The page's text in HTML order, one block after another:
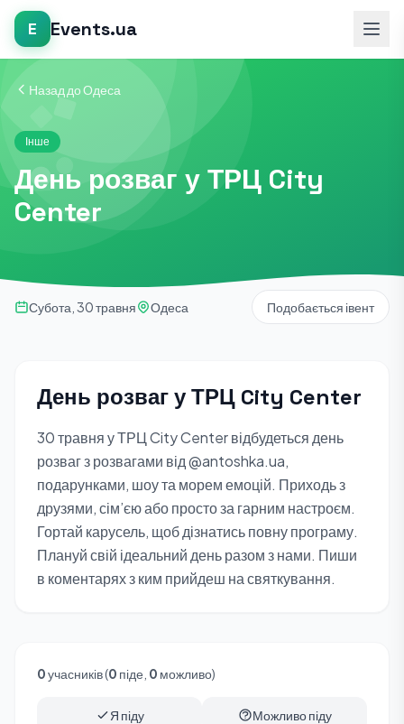
E Events.ua
Назад до Одеса
Інше
День розваг у ТРЦ City
Center
Субота, 30 травня Одеса Подобається івент
День розваг у ТРЦ City Center
30 травня у ТРЦ City Center відбудеться день
розваг з розвагами від @antoshka.ua,
подарунками, шоу та морем емоцій. Приходь з
друзями, сім’єю або просто за гарним настроєм.
Гортай карусель, щоб дізнатись повну програму.
Плануй свій ідеальний день разом з нами. Пиши
в коментарях з ким прийдеш на святкування.
0учасників (0 піде, 0 можливо)
Я піду Можливо піду